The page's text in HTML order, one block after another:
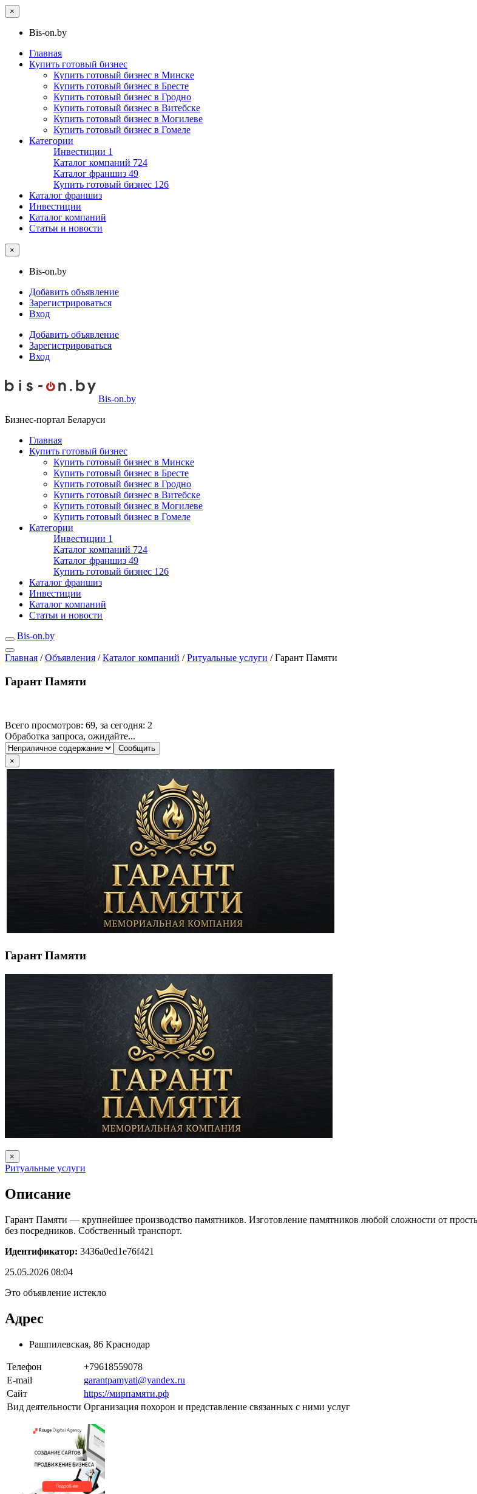
×
Bis-on.by
Главная
Купить готовый бизнес
Купить готовый бизнес в Минске
Купить готовый бизнес в Бресте
Купить готовый бизнес в Гродно
Купить готовый бизнес в Витебске
Купить готовый бизнес в Могилеве
Купить готовый бизнес в Гомеле
Категории
Инвестиции 1
Каталог компаний 724
Каталог франшиз 49
Купить готовый бизнес 126
Каталог франшиз
Инвестиции
Каталог компаний
Статьи и новости
×
Bis-on.by
Добавить объявление
Зарегистрироваться
Вход
Добавить объявление
Зарегистрироваться
Вход
Bis-on.by
Бизнес-портал Беларуси
Главная
Купить готовый бизнес
Купить готовый бизнес в Минске
Купить готовый бизнес в Бресте
Купить готовый бизнес в Гродно
Купить готовый бизнес в Витебске
Купить готовый бизнес в Могилеве
Купить готовый бизнес в Гомеле
Категории
Инвестиции 1
Каталог компаний 724
Каталог франшиз 49
Купить готовый бизнес 126
Каталог франшиз
Инвестиции
Каталог компаний
Статьи и новости
Bis-on.by
Главная / Объявления / Каталог компаний / Ритуальные услуги /Гарант Памяти
Гарант Памяти
Всего просмотров: 69, за сегодня: 2
Обработка запроса, ожидайте...
×
Гарант Памяти
×
Ритуальные услуги
Описание
Гарант Памяти — крупнейшее производство памятников. Изготовление памятников любой сложности от
без посредников. Собственный транспорт.
Идентификатор: 3436a0ed1e76f421
25.05.2026 08:04
Это объявление истекло
Адрес
Рашпилевская, 86 Краснодар
Телефон
+79618559078
E-mail
garantpamyati@yandex.ru
Сайт
https://мирпамяти.рф
Вид деятельности Организация похорон и представление связанных с ними услуг